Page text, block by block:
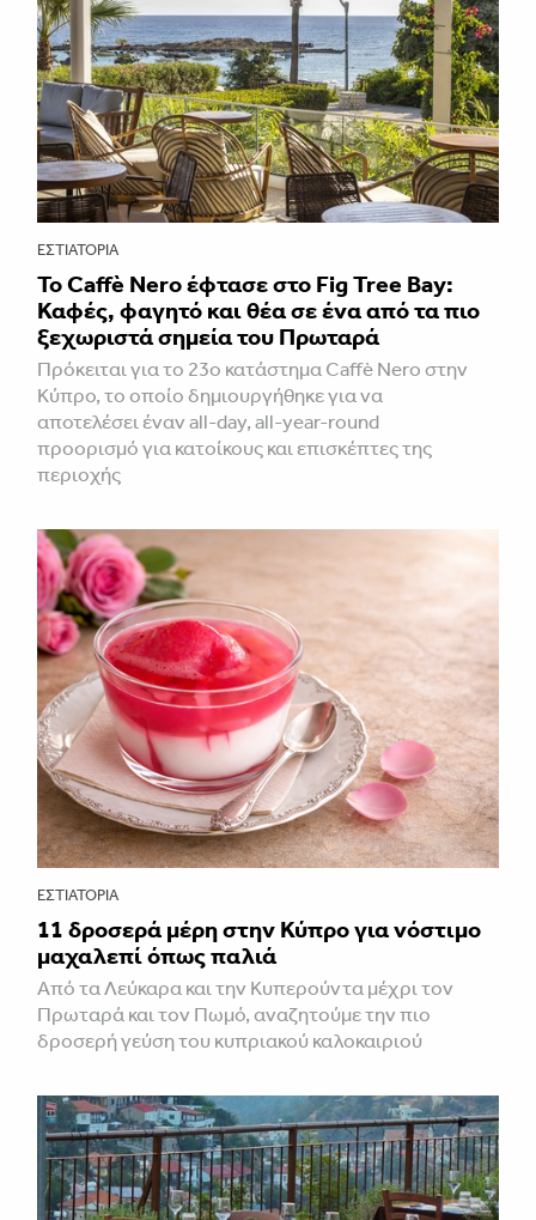
ΕΣΤΙΑΤΌΡΙΑ
Το Caffè Nero έφτασε στο Fig Tree Bay:
Καφές, φαγητό και θέα σε ένα από τα πιο
ξεχωριστά σημεία του Πρωταρά
Πρόκειται για το 23ο κατάστημα Caffè Nero στην
Κύπρο, το οποίο δημιουργήθηκε για να
αποτελέσει έναν all-day, all-year-round
προορισμό για κατοίκους και επισκέπτες της
περιοχής
ΕΣΤΙΑΤΌΡΙΑ
11 δροσερά μέρη στην Κύπρο για νόστιμο
μαχαλεπί όπως παλιά
Από τα Λεύκαρα και την Κυπερούντα μέχρι τον
Πρωταρά και τον Πωμό, αναζητούμε την πιο
δροσερή γεύση του κυπριακού καλοκαιριού